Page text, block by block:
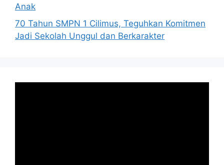
Anak
70 Tahun SMPN 1 Cilimus, Teguhkan Komitmen
Jadi Sekolah Unggul dan Berkarakter